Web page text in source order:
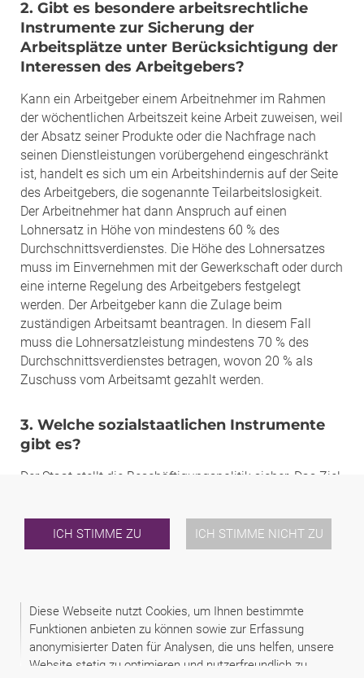
Diese Webseite nutzt Cookies, um Ihnen bestimmte
Funktionen anbieten zu können sowie zur Erfassung
anonymisierter Daten für Analysen, die uns helfen, unsere
Website stetig zu optimieren und nutzerfreundlich zu
ICH STIMME ZU ICH STIMME NICHT ZU
2. Gibt es besondere arbeitsrechtliche
Instrumente zur Sicherung der
Arbeitsplätze unter Berücksichtigung der
Interessen des Arbeitgebers?
Kann ein Arbeitgeber einem Arbeitnehmer im Rahmen
der wöchentlichen Arbeitszeit keine Arbeit zuweisen, weil
der Absatz seiner Produkte oder die Nachfrage nach
seinen Dienstleistungen vorübergehend eingeschränkt
ist, handelt es sich um ein Arbeitshindernis auf der Seite
des Arbeitgebers, die sogenannte Teilarbeitslosigkeit.
Der Arbeitnehmer hat dann Anspruch auf einen
Lohnersatz in Höhe von mindestens 60 % des
Durchschnittsverdienstes. Die Höhe des Lohnersatzes
muss im Einvernehmen mit der Gewerkschaft oder durch
eine interne Regelung des Arbeitgebers festgelegt
werden. Der Arbeitgeber kann die Zulage beim
zuständigen Arbeitsamt beantragen. In diesem Fall
muss die Lohnersatzleistung mindestens 70 % des
Durchschnittsverdienstes betragen, wovon 20 % als
Zuschuss vom Arbeitsamt gezahlt werden.
3. Welche sozialstaatlichen Instrumente
gibt es?
Der Staat stellt die Beschäftigungspolitik sicher. Das Ziel
möglichst hohes Beschäftigungsniveau zu organisieren.
In Rahmen der passiven Beschäftigungspolitik vermittelt
oder bereitet Umschulungsprogramme vor und gewährt
materielle Unterstützung bei Arbeitslosigkeit und
während der Umschulungen.